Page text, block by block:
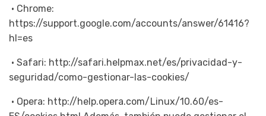
• Chrome:
https://support.google.com/accounts/answer/61416?
hl=es
• Safari: http://safari.helpmax.net/es/privacidad-y-
seguridad/como-gestionar-las-cookies/
• Opera: http://help.opera.com/Linux/10.60/es-